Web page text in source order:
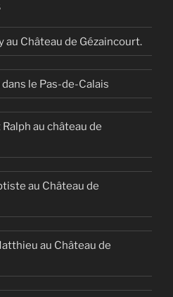
au Château de Gézaincourt.
le Pas-de-Calais
au château de
au Château de
au Château de